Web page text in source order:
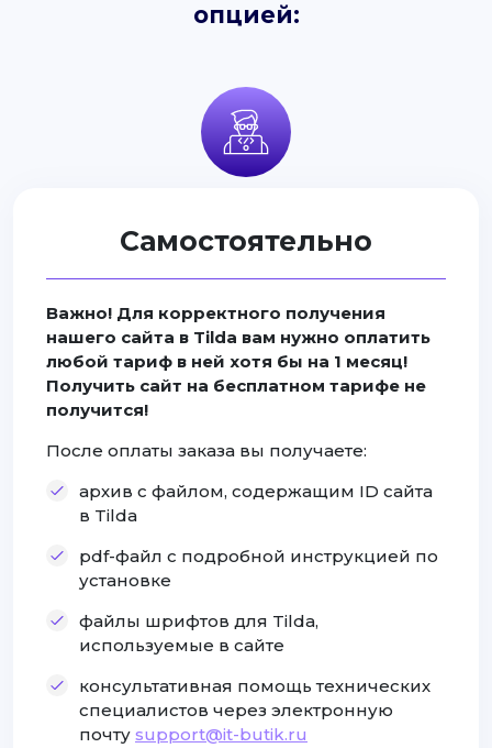
опцией:
Самостоятельно
Важно! Для корректного получения
нашего сайта в Tilda вам нужно оплатить
любой тариф в ней хотя бы на 1 месяц!
Получить сайт на бесплатном тарифе не
получится!
После оплаты заказа вы получаете:
архив с файлом, содержащим ID сайта
в Tilda
pdf-файл с подробной инструкцией по
установке
файлы шрифтов для Tilda,
используемые в сайте
консультативная помощь технических
специалистов через электронную
почту support@it-butik.ru